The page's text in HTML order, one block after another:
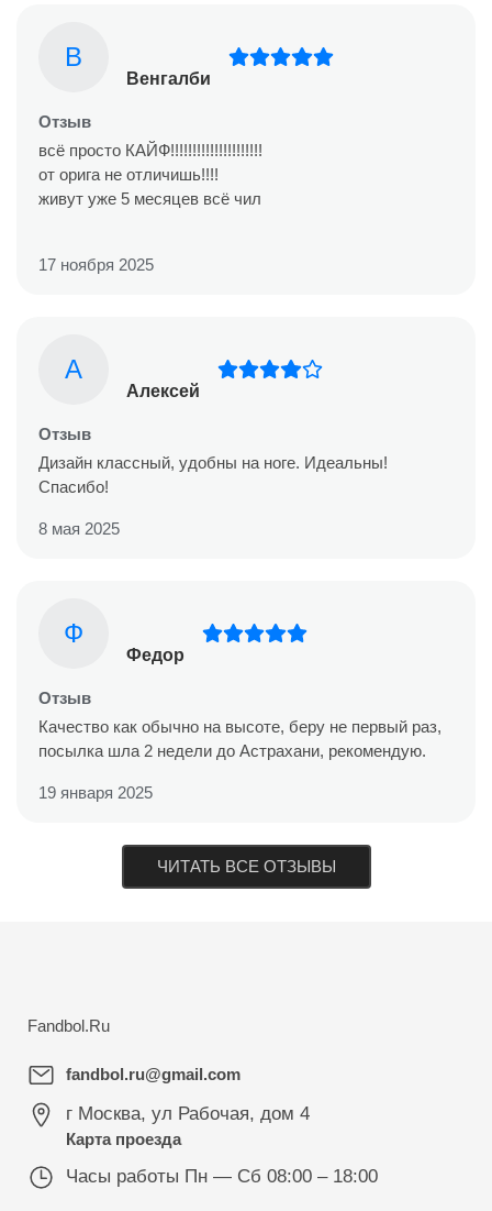
В
Венгалби
Отзыв
всё просто КАЙФ!!!!!!!!!!!!!!!!!!!!!
от орига не отличишь!!!!
живут уже 5 месяцев всё чил
17 ноября 2025
А
Алексей
Отзыв
Дизайн классный, удобны на ноге. Идеальны!
Спасибо!
8 мая 2025
Ф
Федор
Отзыв
Качество как обычно на высоте, беру не первый раз,
посылка шла 2 недели до Астрахани, рекомендую.
19 января 2025
ЧИТАТЬ ВСЕ ОТЗЫВЫ
Fandbol.Ru
fandbol.ru@gmail.com
г Москва, ул Рабочая, дом 4
Карта проезда
Часы работы Пн — Сб 08:00 – 18:00